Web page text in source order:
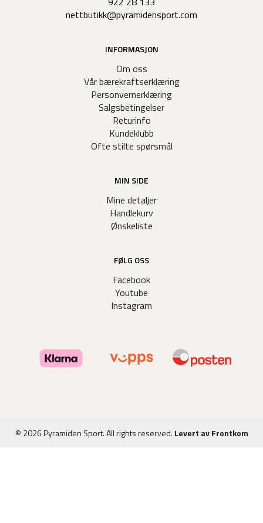
nettbutikk@pyramidensport.com
INFORMASJON
Om oss
Vår bærekraftserklæring
Personvernerklæring
Salgsbetingelser
Returinfo
Kundeklubb
Ofte stilte spørsmål
MIN SIDE
Mine detaljer
Handlekurv
Ønskeliste
FØLG OSS
Facebook
Youtube
Instagram
© 2026 Pyramiden Sport. All rights reserved. Levert av Frontkom